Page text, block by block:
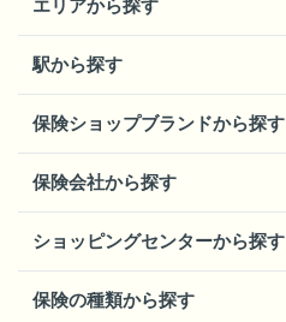
エリアから探す
駅から探す
保険ショップブランドから探す
保険会社から探す
ショッピングセンターから探す
保険の種類から探す